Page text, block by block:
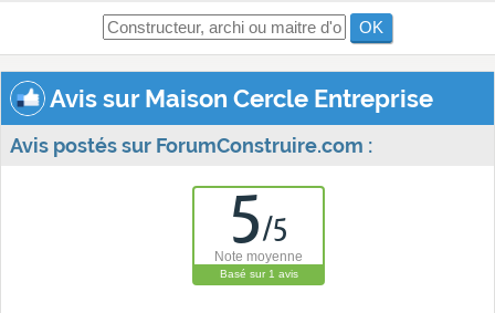
OK
Avis sur Maison Cercle Entreprise
Avis postés sur ForumConstruire.com :
5/5
Note moyenne
Basé sur 1 avis